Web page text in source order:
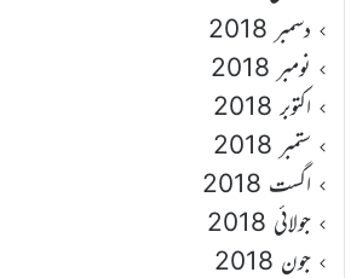
دسمبر 2018
نومبر 2018
اکتوبر 2018
ستمبر 2018
اگست 2018
جولائی 2018
جون 2018